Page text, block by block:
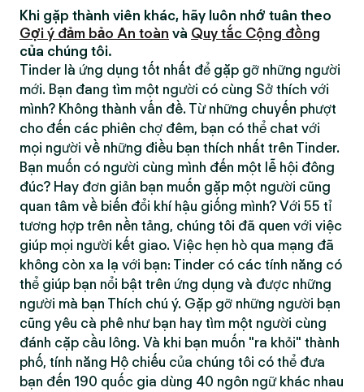
Khi gặp thành viên khác, hãy luôn nhớ tuân theo
Gợi ý đảm bảo An toàn và Quy tắc Cộng đồng
của chúng tôi.
Tinder là ứng dụng tốt nhất để gặp gỡ những người
mới. Bạn đang tìm một người có cùng Sở thích với
mình? Không thành vấn đề. Từ những chuyến phượt
cho đến các phiên chợ đêm, bạn có thể chat với
mọi người về những điều bạn thích nhất trên Tinder.
Bạn muốn có người cùng mình đến một lễ hội đông
đúc? Hay đơn giản bạn muốn gặp một người cũng
quan tâm về biến đổi khí hậu giống mình? Với 55 tỉ
tương hợp trên nền tảng, chúng tôi đã quen với việc
giúp mọi người kết giao. Việc hẹn hò qua mạng đã
không còn xa lạ với bạn: Tinder có các tính năng có
thể giúp bạn nổi bật trên ứng dụng và được những
người mà bạn Thích chú ý. Gặp gỡ những người bạn
cũng yêu cà phê như bạn hay tìm một người cùng
đánh cặp cầu lông. Và khi bạn muốn "ra khỏi" thành
phố, tính năng Hộ chiếu của chúng tôi có thể đưa
bạn đến 190 quốc gia dùng 40 ngôn ngữ khác nhau